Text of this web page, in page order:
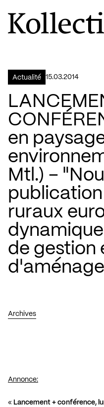
Aller à la page d'accueil
Logo Kollectif
Actualité 15.03.2014
en
Mtl.) –
ruraux
de gestion
Archives
Annonce:
« Lancement + conférence,